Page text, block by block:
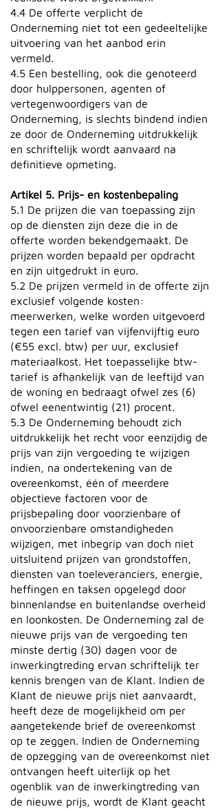
4.4 De offerte verplicht de
Onderneming niet tot een gedeeltelijke
uitvoering van het aanbod erin
vermeld.
4.5 Een bestelling, ook die genoteerd
door hulppersonen, agenten of
vertegenwoordigers van de
Onderneming, is slechts bindend indien
ze door de Onderneming uitdrukkelijk
en schriftelijk wordt aanvaard na
definitieve opmeting.
Artikel 5. Prijs- en kostenbepaling
5.1 De prijzen die van toepassing zijn
op de diensten zijn deze die in de
offerte worden bekendgemaakt. De
prijzen worden bepaald per opdracht
en zijn uitgedrukt in euro.
5.2 De prijzen vermeld in de offerte zijn
exclusief volgende kosten:
meerwerken, welke worden uitgevoerd
tegen een tarief van vijfenvijftig euro
(€55 excl. btw) per uur, exclusief
materiaalkost. Het toepasselijke btw-
tarief is afhankelijk van de leeftijd van
de woning en bedraagt ofwel zes (6)
ofwel eenentwintig (21) procent.
5.3 De Onderneming behoudt zich
uitdrukkelijk het recht voor eenzijdig de
prijs van zijn vergoeding te wijzigen
indien, na ondertekening van de
overeenkomst, één of meerdere
objectieve factoren voor de
prijsbepaling door voorzienbare of
onvoorzienbare omstandigheden
wijzigen, met inbegrip van doch niet
uitsluitend prijzen van grondstoffen,
diensten van toeleveranciers, energie,
heffingen en taksen opgelegd door
binnenlandse en buitenlandse overheid
en loonkosten. De Onderneming zal de
nieuwe prijs van de vergoeding ten
minste dertig (30) dagen voor de
inwerkingtreding ervan schriftelijk ter
kennis brengen van de Klant. Indien de
Klant de nieuwe prijs niet aanvaardt,
heeft deze de mogelijkheid om per
aangetekende brief de overeenkomst
op te zeggen. Indien de Onderneming
de opzegging van de overeenkomst niet
ontvangen heeft uiterlijk op het
ogenblik van de inwerkingtreding van
de nieuwe prijs, wordt de Klant geacht